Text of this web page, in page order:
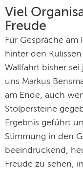
Viel
Freude
Für Gespräche am
hinter den
Wallfahrt bisher
uns Markus
am Ende, auch
Stolpersteine
Ergebnis geführt
Stimmung in den
beeindruckend,
Freude zu sehen,